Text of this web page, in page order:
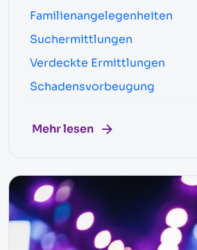
Familienangelegenheiten
Suchermittlungen
Verdeckte Ermittlungen
Schadensvorbeugung
Mehr lesen